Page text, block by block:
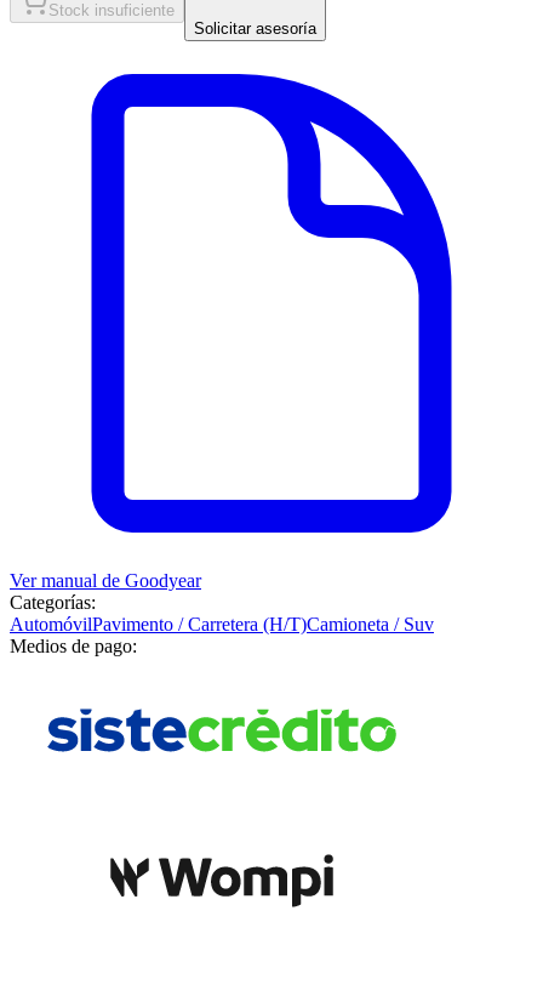
Stock insuficiente
Solicitar asesoría
Ver manual de Goodyear
Categorías:
AutomóvilPavimento / Carretera (H/T)Camioneta / Suv
Medios de pago: